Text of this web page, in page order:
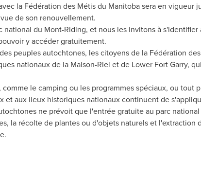
la Fédération des Métis du Manitobasera en vigueur
de son renouvellement.
du Mont-Riding, et nous les invitons à s'identifier
y accéder gratuitement.
peuples autochtones, les citoyens de la Fédération
nationaux de la Maison-Riel et de Lower Fort Garry,
le camping ou les programmes spéciaux, ou tout
et aux lieux historiques nationaux continuent de
ne prévoit que l'entrée gratuite au parc
la récolte de plantes ou d'objets naturels et l'extraction